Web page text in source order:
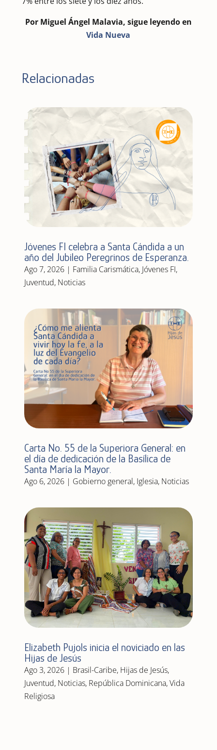
Por Miguel Ángel Malavia, sigue leyendo en
Vida Nueva
Relacionadas
Jóvenes FI celebra a Santa Cándida a un
año del Jubileo Peregrinos de Esperanza.
Ago 7, 2026| Familia Carismática, Jóvenes FI,
Juventud, Noticias
Carta No. 55 de la Superiora General: en
el día de dedicación de la Basílica de
Santa María la Mayor.
Ago 6, 2026| Gobierno general, Iglesia, Noticias
Elizabeth Pujols inicia el noviciado en las
Hijas de Jesús
Ago 3, 2026| Brasil-Caribe, Hijas de Jesús,
Juventud, Noticias, República Dominicana,Vida
Religiosa